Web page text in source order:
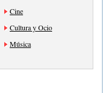
Cine
Cultura y Ocio
Música